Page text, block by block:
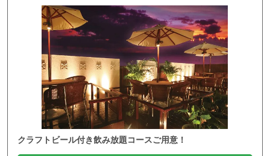
クラフトビール付き飲み放題コースご用意！